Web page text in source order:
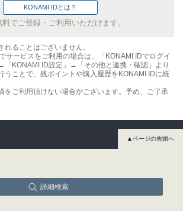
KONAMI IDとは？
でご登録・ご利用いただけます。
ることはございません。
サービスをご利用の場合は、「KONAMI IDでログイ
KONAMI ID設定」→「その他と連携・確認」より
うことで、残ポイントや購入履歴をKONAMI IDに統
をご利用頂けない場合がございます。予め、ご了承
▲ページの先頭へ
詳細検索